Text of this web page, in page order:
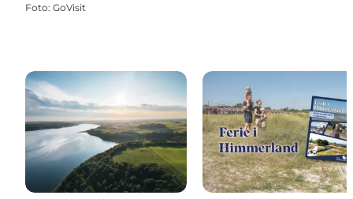
Foto: GoVisit